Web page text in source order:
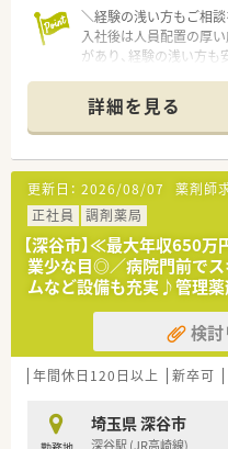
＼経験の浅い方もご相談
入社後は人員配置の厚
があり、経験の浅い方も
【店舗情報と応需状況につ
■上尾駅から車で10分
ック門前にある調剤薬
■施設在宅の対応も行っ
時薬剤師2名体制で応需
■現在は常勤薬剤師1名
力しながら日々の業務
【法人特徴について】
■埼玉県と神奈川県を中
地域密着のドミナント
■すべての薬局が1つの
交流が活発で風通しの
■全員参加型の会社をモ
【想定される業務内容】
詳細を見る
更新日： 2026/08/07 薬剤師
正社員
調剤薬局
【深谷市】≪最大年収650
業少な目◎／病院門前でス
ムなど設備も充実♪管理
検討
年間休日120日以上 新卒可
埼玉県 深谷市